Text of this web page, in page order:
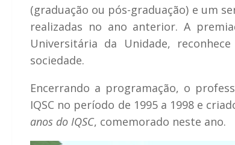
(graduação ou pós-graduação) e um
realizadas no ano anterior. A
Universitária da Unidade,
sociedade.
Encerrando a programação, o
IQSC no período de 1995 a 1998 e
anos do IQSC, comemorado neste ano.